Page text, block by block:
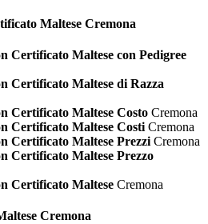
Maltese Cremona
Certificato Maltese con Pedigree
Certificato Maltese di Razza
Certificato Maltese Costo Cremona
Certificato Maltese Costi Cremona
Certificato Maltese Prezzi Cremona
Certificato Maltese Prezzo
Certificato Maltese Cremona
Cremona